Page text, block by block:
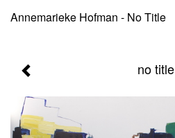
Annemarieke Hofman - No Title
no title